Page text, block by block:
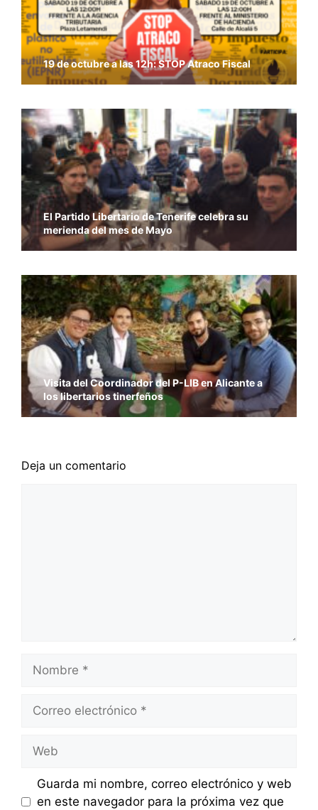
19 de octubre a las 12h: STOP Atraco Fiscal
El Partido Libertario de Tenerife celebra su
merienda del mes de Mayo
Visita del Coordinador del P-LIB en Alicante a
los libertarios tinerfeños
Deja un comentario
Nombre
Correo
Web
Guarda mi nombre, correo electrónico y web
en este navegador para la próxima vez que